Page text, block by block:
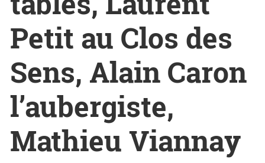
Petit au Clos des
Sens, Alain Caron
l’aubergiste,
Mathieu Viannay